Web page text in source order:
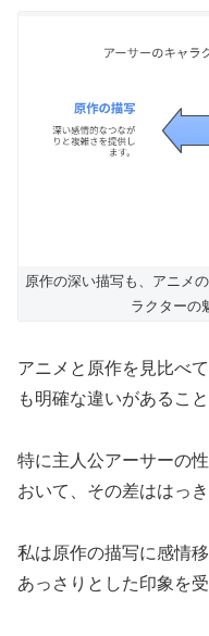
原作の深い描写も、アニメ
ラクターの
アニメと原作を見比べ
も明確な違いがあるこ
特に主人公アーサーの
おいて、その差ははっ
私は原作の描写に感情
あっさりとした印象を